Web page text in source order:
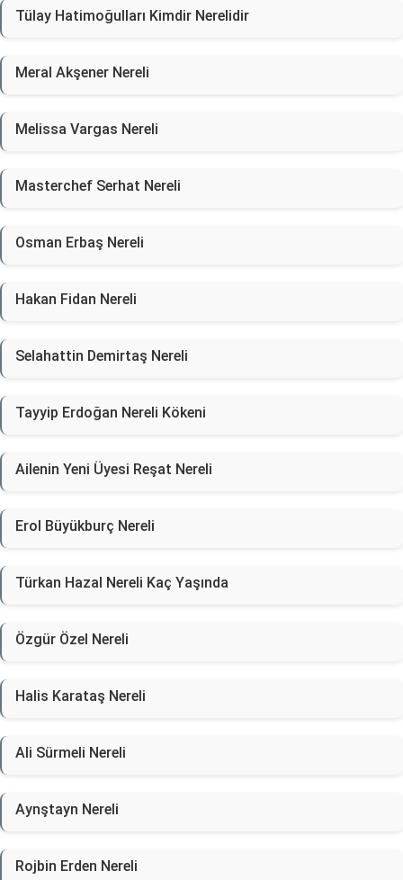
Tülay Hatimoğulları Kimdir Nerelidir
Meral Akşener Nereli
Melissa Vargas Nereli
Masterchef Serhat Nereli
Osman Erbaş Nereli
Hakan Fidan Nereli
Selahattin Demirtaş Nereli
Tayyip Erdoğan Nereli Kökeni
Ailenin Yeni Üyesi Reşat Nereli
Erol Büyükburç Nereli
Türkan Hazal Nereli Kaç Yaşında
Özgür Özel Nereli
Halis Karataş Nereli
Ali Sürmeli Nereli
Aynştayn Nereli
Rojbin Erden Nereli